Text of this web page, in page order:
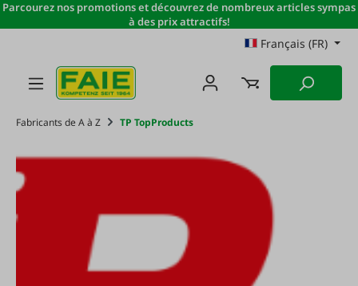
Passer au contenu principal
Parcourez nos promotions et découvrez de nombreux articles sympas
à des prix attractifs!
Français (FR)
Fabricants de A à Z TP TopProducts